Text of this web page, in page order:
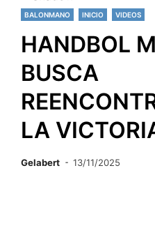
BALONMANO INICIO VIDEOS
HANDBOL
BUSCA
LA
Gelabert 13/11/2025